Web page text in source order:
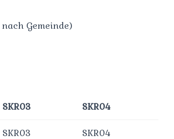
Gemeinde)
SKR03 SKR04
SKR03 SKR04